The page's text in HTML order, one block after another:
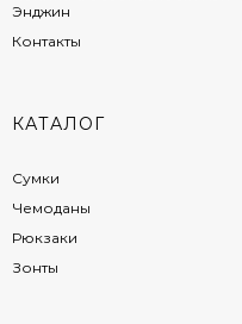
Энджин
Контакты
КАТАЛОГ
Сумки
Чемоданы
Рюкзаки
Зонты